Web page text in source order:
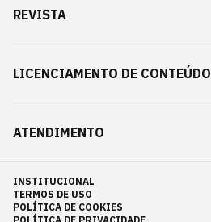
REVISTA
LICENCIAMENTO DE CONTEÚDO
ATENDIMENTO
INSTITUCIONAL
TERMOS DE USO
POLÍTICA DE COOKIES